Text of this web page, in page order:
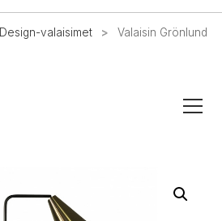
Design-valaisimet >
Valaisin Grönlund